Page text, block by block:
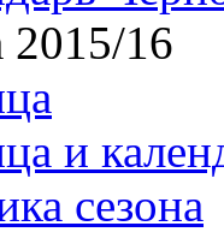
2015/16
и
сезона